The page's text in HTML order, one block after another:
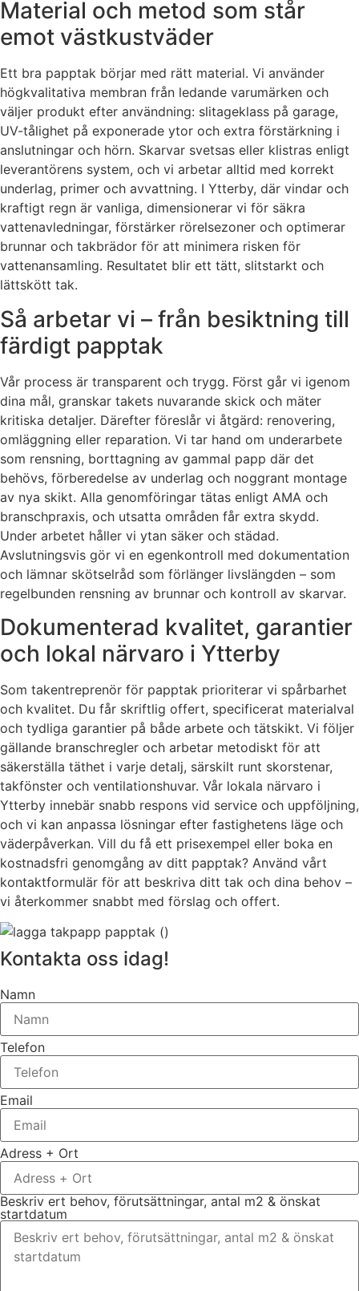
Material och metod som står
emot västkustväder
Ett bra papptak börjar med rätt material. Vi använder
högkvalitativa membran från ledande varumärken och
väljer produkt efter användning: slitageklass på garage,
UV-tålighet på exponerade ytor och extra förstärkning i
anslutningar och hörn. Skarvar svetsas eller klistras enligt
leverantörens system, och vi arbetar alltid med korrekt
underlag, primer och avvattning. I Ytterby, där vindar och
kraftigt regn är vanliga, dimensionerar vi för säkra
vattenavledningar, förstärker rörelsezoner och optimerar
brunnar och takbrädor för att minimera risken för
vattenansamling. Resultatet blir ett tätt, slitstarkt och
lättskött tak.
Så arbetar vi – från besiktning till
färdigt papptak
Vår process är transparent och trygg. Först går vi igenom
dina mål, granskar takets nuvarande skick och mäter
kritiska detaljer. Därefter föreslår vi åtgärd: renovering,
omläggning eller reparation. Vi tar hand om underarbete
som rensning, borttagning av gammal papp där det
behövs, förberedelse av underlag och noggrant montage
av nya skikt. Alla genomföringar tätas enligt AMA och
branschpraxis, och utsatta områden får extra skydd.
Under arbetet håller vi ytan säker och städad.
Avslutningsvis gör vi en egenkontroll med dokumentation
och lämnar skötselråd som förlänger livslängden – som
regelbunden rensning av brunnar och kontroll av skarvar.
Dokumenterad kvalitet, garantier
och lokal närvaro i Ytterby
Som takentreprenör för papptak prioriterar vi spårbarhet
och kvalitet. Du får skriftlig offert, specificerat materialval
och tydliga garantier på både arbete och tätskikt. Vi följer
gällande branschregler och arbetar metodiskt för att
säkerställa täthet i varje detalj, särskilt runt skorstenar,
takfönster och ventilationshuvar. Vår lokala närvaro i
Ytterby innebär snabb respons vid service och uppföljning,
och vi kan anpassa lösningar efter fastighetens läge och
väderpåverkan. Vill du få ett prisexempel eller boka en
kostnadsfri genomgång av ditt papptak? Använd vårt
kontaktformulär för att beskriva ditt tak och dina behov –
vi återkommer snabbt med förslag och offert.
Kontakta oss idag!
Namn
Telefon
Email
Adress + Ort
Beskriv ert behov, förutsättningar, antal m2 & önskat
startdatum